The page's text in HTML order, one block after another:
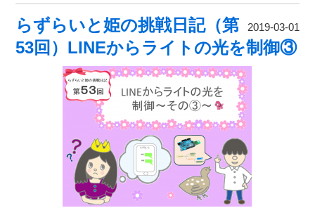
2019-03-01
らずらいと姫の挑戦日記（第
53回）LINEからライトの光を制御③